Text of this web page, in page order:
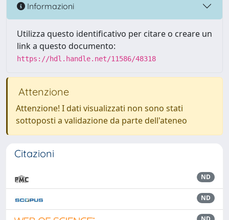
Informazioni
Utilizza questo identificativo per citare o creare un
link a questo documento:
https://hdl.handle.net/11586/48318
Attenzione
Attenzione! I dati visualizzati non sono stati
sottoposti a validazione da parte dell'ateneo
Citazioni
ND
ND